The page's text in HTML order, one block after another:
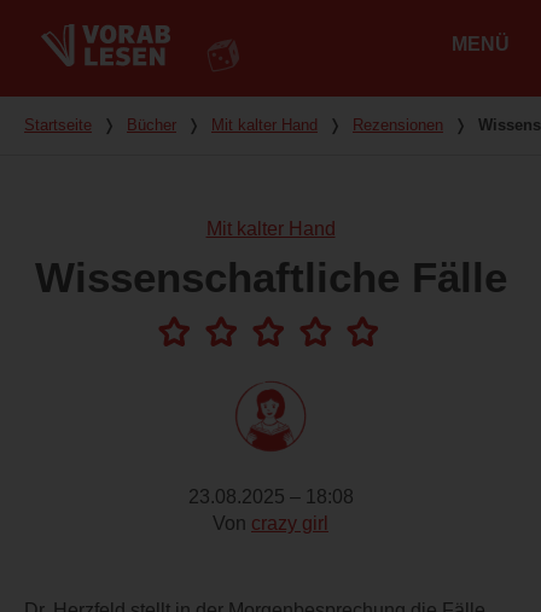
MENÜ
Du bist hier
Startseite ❭ Bücher ❭ Mit kalter Hand ❭ Rezensionen ❭
Mit kalter Hand
Wissenschaftliche Fälle
23.08.2025 – 18:08
Von crazy girl